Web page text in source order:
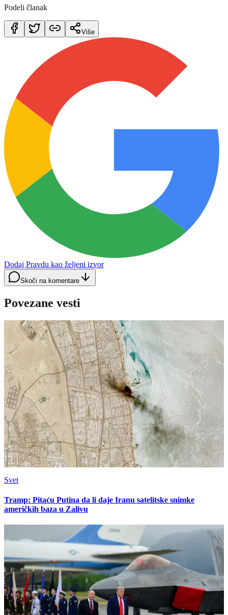
Podeli članak
Više
Dodaj Pravdu kao željeni izvor
Skoči na komentare
Povezane vesti
Svet
Tramp: Pitaću Putina da li daje Iranu satelitske snimke
američkih baza u Zalivu